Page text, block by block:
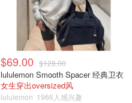
$69.00 $128.00
lululemon Smooth Spacer 经典卫衣
女生穿出oversized风
lululemon 1966人感兴趣